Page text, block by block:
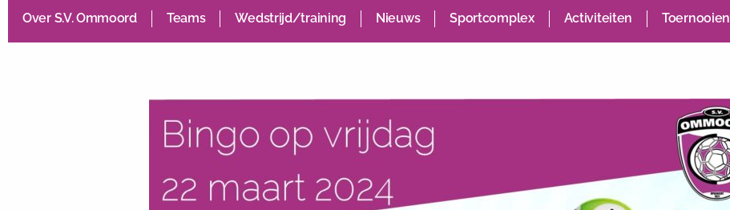
Over S.V. Ommoord Teams Wedstrijd/training Nieuws Sportcomplex Activiteiten Toernooien